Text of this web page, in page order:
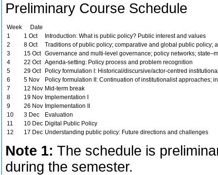
Preliminary Course Schedule
Week
Date
1
1 Oct
Introduction: What is public policy? Public interest and values
2
8 Oct
Traditions of public policy; comparative and global public policy;
3
15 Oct Governance and multi-level governance; policy networks;
4
22 Oct Agenda-setting: Policy process and problem recognition
5
29 Oct
Policy formulation I: Historical/discursive/actor-centred
6
5 Nov
Policy formulation II: Continuation of institutionalist approaches;
7
12 Nov Mid-term break
8
19 Nov Implementation I
9
26 Nov Implementation II
10
3 Dec
Evaluation
11
10 Dec Digital Public Policy
12
17 Dec Understanding public policy: Future directions and challenges
Note 1: The schedule is
during the semester.